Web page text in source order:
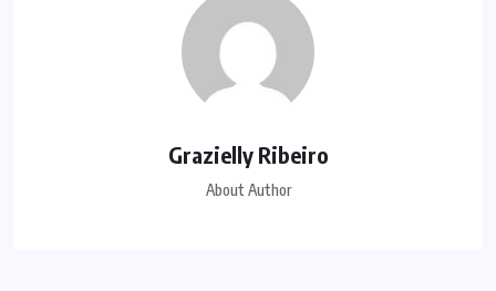
Grazielly Ribeiro
About Author